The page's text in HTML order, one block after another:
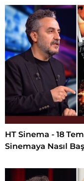
HT Sinema - 18
Sinemaya Nasıl